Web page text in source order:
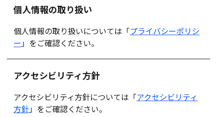
個人情報の取り扱い
個人情報の取り扱いについては「プライバシーポリシ
ー」をご確認ください。
アクセシビリティ方針
アクセシビリティ方針については「アクセシビリティ
方針」をご確認ください。